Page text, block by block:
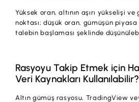
Yüksek oran, altının aşırı yükselişi ve
noktası; düşük oran, gümüşün
talebin başlaması şeklinde
Rasyoyu Takip Etmek için
Veri Kaynakları Kullanılabilir?
Altın gümüş rasyosu, TradingView